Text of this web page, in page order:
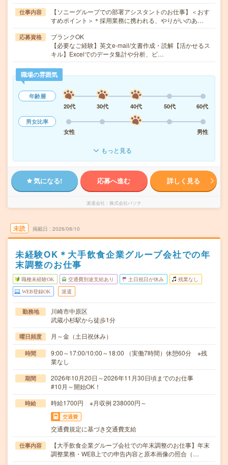
仕事内容
【ソニーグループでの部署アシスタントのお仕事】＜おす
すめポイント＞＊採用業務に携われる、やりがいのあ…
応募資格
ブランクOK
【必要なご経験】英文e-mail/文書作成・読解【活かせるス
キル】Excelでのデータ集計や分析、ビ…
職場の雰囲気
年齢層
20代
30代 40代 50代
60代
男女比率
女性
男性
もっと見る
気になる! 応募へ進む 詳しく見る
派遣会社 株式会社パソナ
未読 掲載日 2026/08/10
未経験OK＊大手飲食企業グループ会社での年
末調整のお仕事
職種未経験OK 交通費別途支給あり 土日祝日が休み 残業なし
WEB登録OK 派遣
勤務地
川崎市中原区
武蔵小杉駅から徒歩1分
曜日頻度 月～金（土日祝休み）
時間
9:00～17:00/10:00～18:00 （実働7時間）休憩60分 ※残
業なし
期間
2026年10月20日～2026年11月30日頃までのお仕事
#10月～開始OK！
時給 時給1700円 ※月収例 238000円～
交通費
交通費規定に基づき交通費支給
仕事内容
【大手飲食企業グループ会社での年末調整のお仕事】年末
調整業務・WEB上での申告内容と原本画像の照合（…